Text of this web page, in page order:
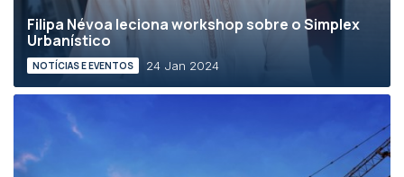
Filipa Névoa leciona workshop sobre o Simplex
Urbanístico
NOTÍCIAS E EVENTOS 24 Jan 2024